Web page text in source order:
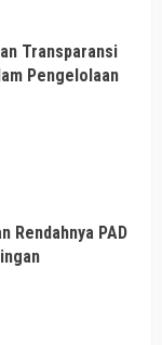
Transparansi
Pengelolaan
Rendahnya PAD